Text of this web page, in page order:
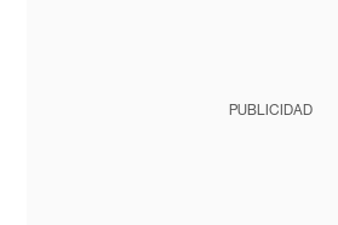
PUBLICIDAD